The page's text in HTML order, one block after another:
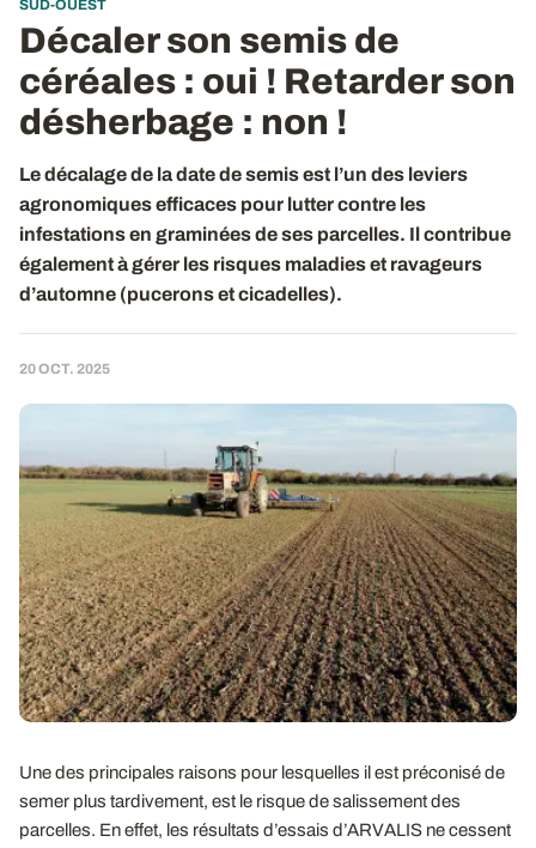
SUD-OUEST
Décaler son semis de
céréales : oui ! Retarder son
désherbage : non !
Le décalage de la date de semis est l’un des leviers
agronomiques efficaces pour lutter contre les
infestations en graminées de ses parcelles. Il contribue
également à gérer les risques maladies et ravageurs
d’automne (pucerons et cicadelles).
20 OCT. 2025
Une des principales raisons pour lesquelles il est préconisé de
semer plus tardivement, est le risque de salissement des
parcelles. En effet, les résultats d’essais d’ARVALIS ne cessent